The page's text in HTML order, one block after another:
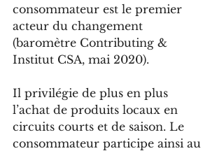
consommateur est le premier
acteur du changement
(baromètre Contributing &
Institut CSA, mai 2020).
Il privilégie de plus en plus
l’achat de produits locaux en
circuits courts et de saison. Le
consommateur participe ainsi au